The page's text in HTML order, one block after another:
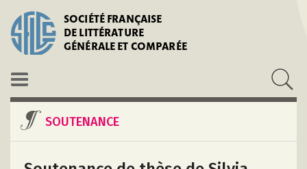
SOCIÉTÉ FRANÇAISE
DE LITTÉRATURE
GÉNÉRALE ET COMPARÉE
SOUTENANCE